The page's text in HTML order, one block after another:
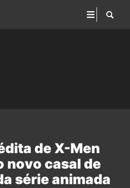
de X-Men
novo casal de
série animada